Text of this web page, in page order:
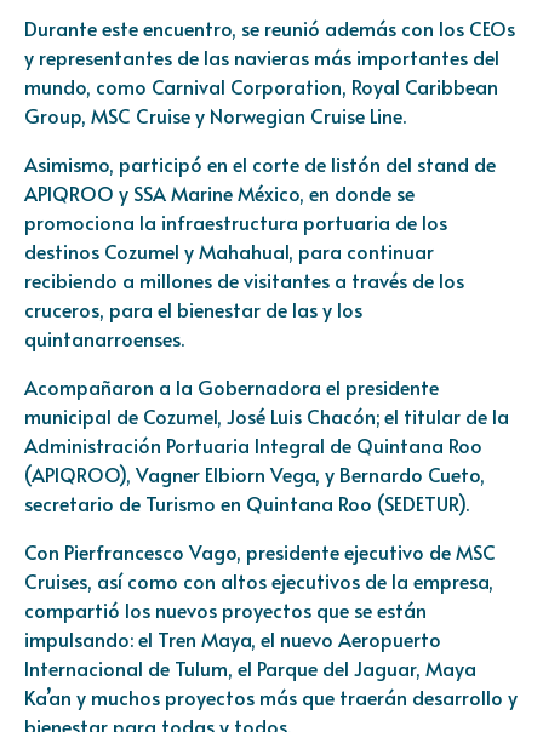
Durante este encuentro, se reunió además con los CEOs
y representantes de las navieras más importantes del
mundo, como Carnival Corporation, Royal Caribbean
Group, MSC Cruise y Norwegian Cruise Line.
Asimismo, participó en el corte de listón del stand de
APIQROO y SSA Marine México, en donde se
promociona la infraestructura portuaria de los
destinos Cozumel y Mahahual, para continuar
recibiendo a millones de visitantes a través de los
cruceros, para el bienestar de las y los
quintanarroenses.
Acompañaron a la Gobernadora el presidente
municipal de Cozumel, José Luis Chacón; el titular de la
Administración Portuaria Integral de Quintana Roo
(APIQROO), Vagner Elbiorn Vega, y Bernardo Cueto,
secretario de Turismo en Quintana Roo (SEDETUR).
Con Pierfrancesco Vago, presidente ejecutivo de MSC
Cruises, así como con altos ejecutivos de la empresa,
compartió los nuevos proyectos que se están
impulsando: el Tren Maya, el nuevo Aeropuerto
Internacional de Tulum, el Parque del Jaguar, Maya
Ka’an y muchos proyectos más que traerán desarrollo y
bienestar para todas y todos.